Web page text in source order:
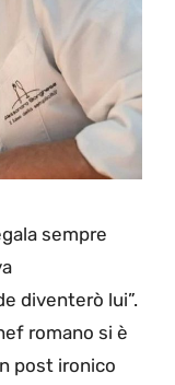
sempre
diventerò lui”.
romano si è
post ironico